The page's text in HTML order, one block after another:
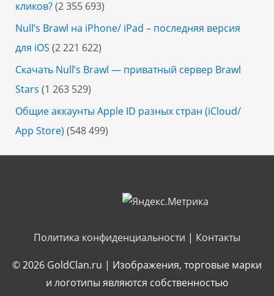
кликов?(2 355 693)
Null’s Brawl на iPhone/ iPad – последняя версия
для iOS (2 221 622)
Скачать Null’s Brawl — приватный сервер Brawl
Stars (1 263 529)
Общие аккаунты Apple ID разных стран (iCloud/
App Store) (548 499)
Политика конфиденциальности | Контакты
© 2026 GoldClan.ru | Изображения, торговые марки
и логотипы являются собственностью